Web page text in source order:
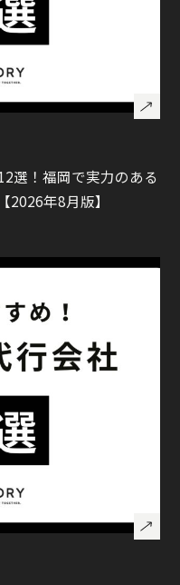
選！福岡で実力のある
年8月版】